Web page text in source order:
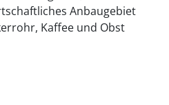
Anbaugebiet
Kaffee und Obst